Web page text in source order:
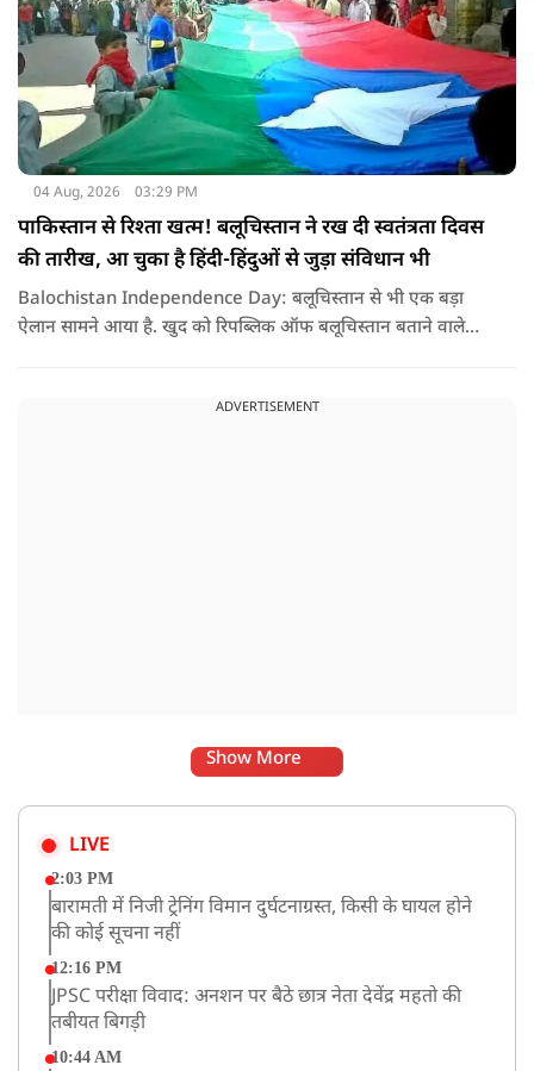
04 Aug, 2026 03:29 PM
पाकिस्तान से रिश्ता खत्म! बलूचिस्तान ने रख दी स्वतंत्रता दिवस
की तारीख, आ चुका है हिंदी-हिंदुओं से जुड़ा संविधान भी
Balochistan Independence Day: बलूचिस्तान से भी एक बड़ा
ऐलान सामने आया है. खुद को रिपब्लिक ऑफ बलूचिस्तान बताने वाले
ADVERTISEMENT
Show More
LIVE
2:03 PM
बारामती में निजी ट्रेनिंग विमान दुर्घटनाग्रस्त, किसी के घायल होने
की कोई सूचना नहीं
12:16 PM
JPSC परीक्षा विवाद: अनशन पर बैठे छात्र नेता देवेंद्र महतो की
तबीयत बिगड़ी
10:44 AM